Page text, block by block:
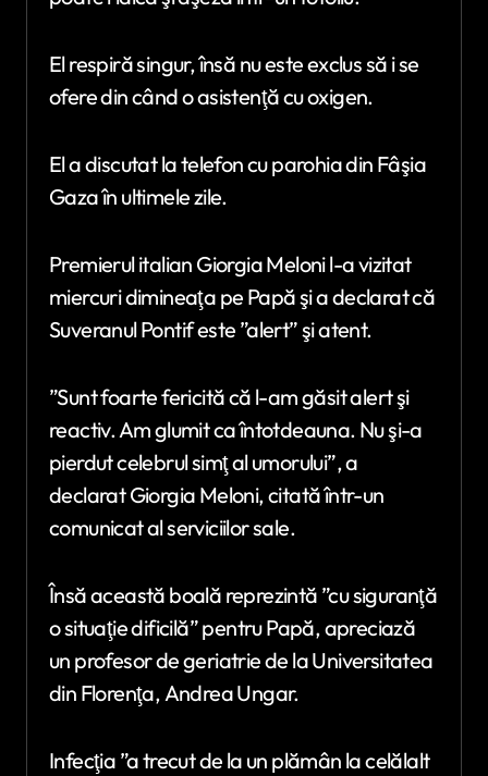
El respiră singur, însă nu este exclus să i se
ofere din când o asistenţă cu oxigen.
El a discutat la telefon cu parohia din Fâşia
Gaza în ultimele zile.
Premierul italian Giorgia Meloni l-a vizitat
miercuri dimineaţa pe Papă şi a declarat că
Suveranul Pontif este ”alert” şi atent.
”Sunt foarte fericită că l-am găsit alert şi
reactiv. Am glumit ca întotdeauna. Nu şi-a
pierdut celebrul simţ al umorului”, a
declarat Giorgia Meloni, citată într-un
comunicat al serviciilor sale.
Însă această boală reprezintă ”cu siguranţă
o situaţie dificilă” pentru Papă, apreciază
un profesor de geriatrie de la Universitatea
din Florenţa, Andrea Ungar.
Infecţia ”a trecut de la un plămân la celălalt